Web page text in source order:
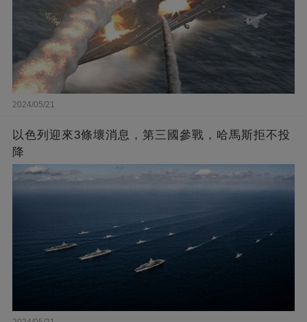
2024/05/21
以色列迎來3條壞消息，第三國參戰，哈馬斯拒不投
降